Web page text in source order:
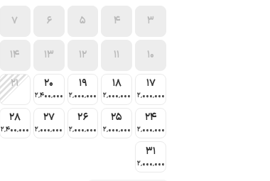
3
4
5
6
7
10
11
12
13
14
17
2٬000٬000
18
2٬000٬000
19
2٬000٬000
20
2٬400٬000
21
24
2٬000٬000
25
2٬000٬000
26
2٬000٬000
27
2٬000٬000
28
2٬400٬000
31
2٬000٬000